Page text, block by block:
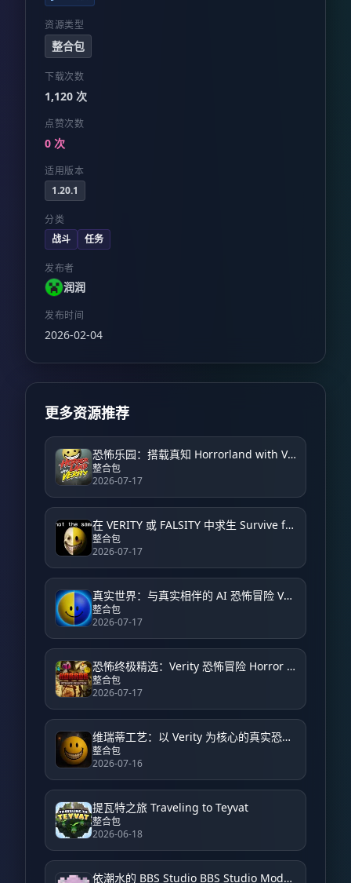
资源类型
整合包
下载次数
1,120 次
点赞次数
0 次
适用版本
1.20.1
分类
战斗
任务
发布者
润润
发布时间
2026-02-04
更多资源推荐
恐怖乐园：搭载真知 Horrorland with Verity – Horror
整合包
2026-07-17
在 VERITY 或 FALSITY 中求生 Survive from VERITY or FALSITY
整合包
2026-07-17
真实世界：与真实相伴的 AI 恐怖冒险 Verity World: An AI Horror Adventure with Verity
整合包
2026-07-17
恐怖终极精选：Verity 恐怖冒险 Horror Ultimate Selection: Verity Horror Adventure
整合包
2026-07-17
维瑞蒂工艺：以 Verity 为核心的真实恐怖体验 VerityCraft: A Realistic Horror Experience with Verity
整合包
2026-07-16
提瓦特之旅 Traveling to Teyvat
整合包
2026-06-18
依潮水的 BBS Studio BBS Studio Modpack by Yichao